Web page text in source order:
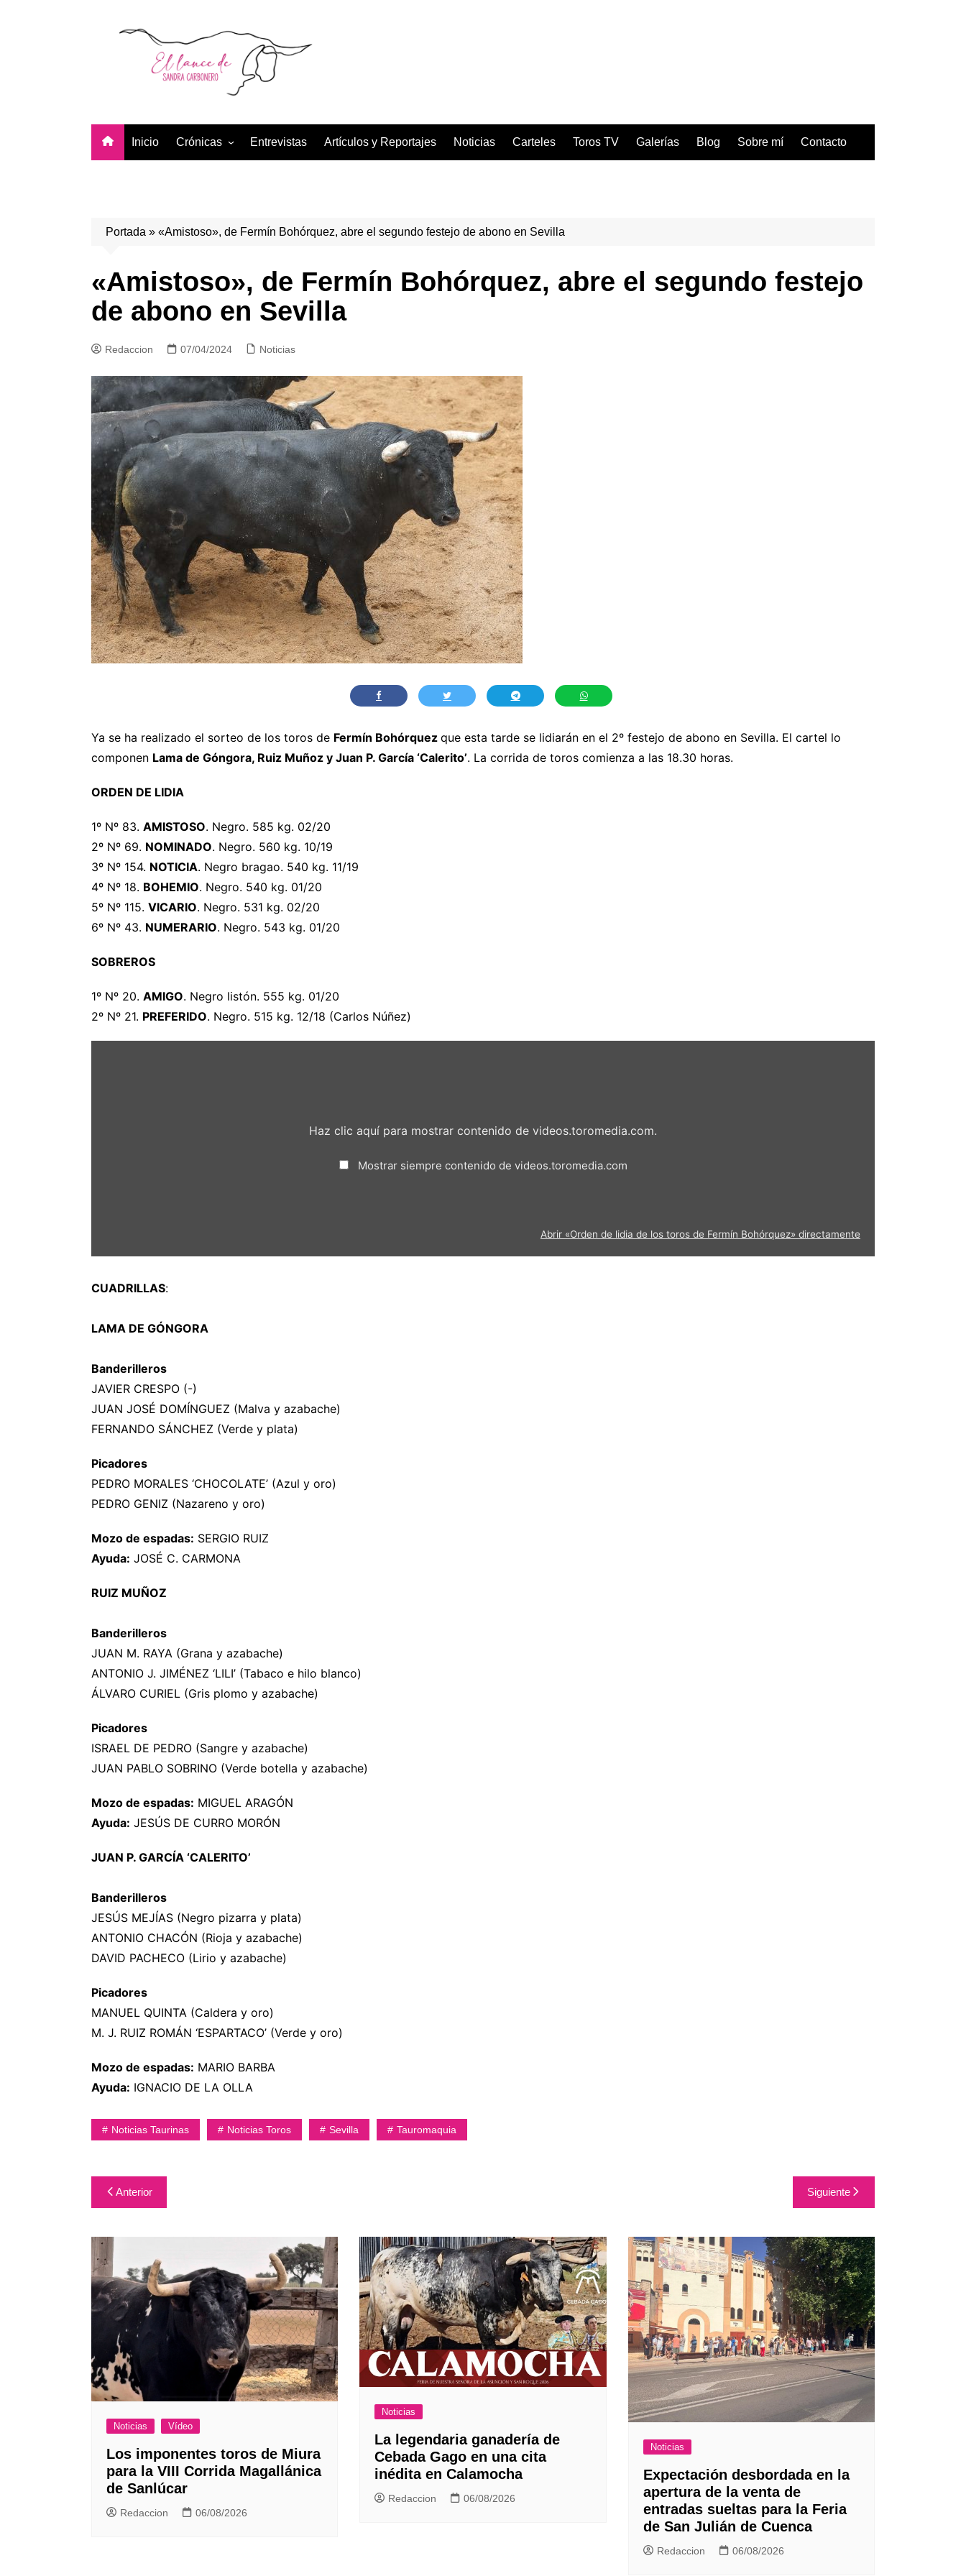
Inicio Crónicas
Temporada 2021
Entrevistas Artículos y Reportajes Noticias Carteles Toros TV Galerías Blog Sobre mí Contacto
Portada » «Amistoso», de Fermín Bohórquez, abre el segundo festejo de abono en Sevilla
«Amistoso», de Fermín Bohórquez, abre el segundo festejo
de abono en Sevilla
Redaccion 07/04/2024 Noticias
Ya se ha realizado el sorteo de los toros de Fermín Bohórquez que esta tarde se lidiarán en el 2º festejo de abono en Sevilla. El cartel lo
componen Lama de Góngora, Ruiz Muñoz y Juan P. García ‘Calerito’. La corrida de toros comienza a las 18.30 horas.
ORDEN DE LIDIA
1º Nº 83. AMISTOSO. Negro. 585 kg. 02/20
2º Nº 69. NOMINADO. Negro. 560 kg. 10/19
3º Nº 154. NOTICIA. Negro bragao. 540 kg. 11/19
4º Nº 18. BOHEMIO. Negro. 540 kg. 01/20
5º Nº 115. VICARIO. Negro. 531 kg. 02/20
6º Nº 43. NUMERARIO. Negro. 543 kg. 01/20
SOBREROS
1º Nº 20. AMIGO. Negro listón. 555 kg. 01/20
2º Nº 21. PREFERIDO. Negro. 515 kg. 12/18 (Carlos Núñez)
Haz clic aquí para mostrar contenido de videos.toromedia.com.
Mostrar siempre contenido de videos.toromedia.com
Abrir «Orden de lidia de los toros de Fermín Bohórquez» directamente
CUADRILLAS:
LAMA DE GÓNGORA
Banderilleros
JAVIER CRESPO (-)
JUAN JOSÉ DOMÍNGUEZ (Malva y azabache)
FERNANDO SÁNCHEZ (Verde y plata)
Picadores
PEDRO MORALES ‘CHOCOLATE’ (Azul y oro)
PEDRO GENIZ (Nazareno y oro)
Mozo de espadas: SERGIO RUIZ
Ayuda: JOSÉ C. CARMONA
RUIZ MUÑOZ
Banderilleros
JUAN M. RAYA (Grana y azabache)
ANTONIO J. JIMÉNEZ ‘LILI’ (Tabaco e hilo blanco)
ÁLVARO CURIEL (Gris plomo y azabache)
Picadores
ISRAEL DE PEDRO (Sangre y azabache)
JUAN PABLO SOBRINO (Verde botella y azabache)
Mozo de espadas: MIGUEL ARAGÓN
Ayuda: JESÚS DE CURRO MORÓN
JUAN P. GARCÍA ‘CALERITO’
Banderilleros
JESÚS MEJÍAS (Negro pizarra y plata)
ANTONIO CHACÓN (Rioja y azabache)
DAVID PACHECO (Lirio y azabache)
Picadores
MANUEL QUINTA (Caldera y oro)
M. J. RUIZ ROMÁN ‘ESPARTACO’ (Verde y oro)
Mozo de espadas: MARIO BARBA
Ayuda: IGNACIO DE LA OLLA
Noticias Taurinas Noticias Toros Sevilla Tauromaquia
Navegación
de
entradas
Anterior Siguiente
Noticias Vídeo
Los imponentes toros de Miura
para la VIII Corrida Magallánica
de Sanlúcar
Redaccion 06/08/2026
Noticias
La legendaria ganadería de
Cebada Gago en una cita
inédita en Calamocha
Redaccion 06/08/2026
Noticias
Expectación desbordada en la
apertura de la venta de
entradas sueltas para la Feria
de San Julián de Cuenca
Redaccion 06/08/2026